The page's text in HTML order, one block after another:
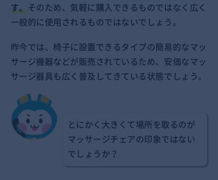
す。そのため、気軽に購入できるものではなく広く
一般的に使用されるものではないでしょう。
昨今では、椅子に設置できるタイプの簡易的なマッ
サージ機器などが販売されているため、安価なマッ
サージ器具も広く普及してきている状態でしょう。
とにかく大きくて場所を取るのが
マッサージチェアの印象ではない
でしょうか？